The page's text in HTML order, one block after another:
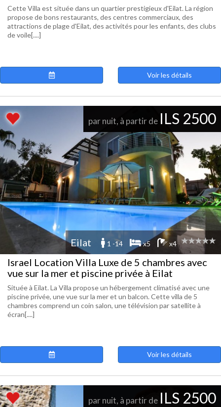
Cette Villa est située dans un quartier prestigieux d'Eilat. La région
propose de bons restaurants, des centres commerciaux, des
attractions de plage d'Eilat, des activités pour les enfants, des clubs
de voile[....]
Voir les détails
par nuit, à partir de ILS 2500
Eilat 1 -14 x5 x4
Israel Location Villa Luxe de 5 chambres avec
vue sur la mer et piscine privée à Eilat
Située à Eilat. La Villa propose un hébergement climatisé avec une
piscine privée, une vue sur la mer et un balcon. Cette villa de 5
chambres comprend un coin salon, une télévision par satellite à
écran[....]
Voir les détails
par nuit, à partir de ILS 2500